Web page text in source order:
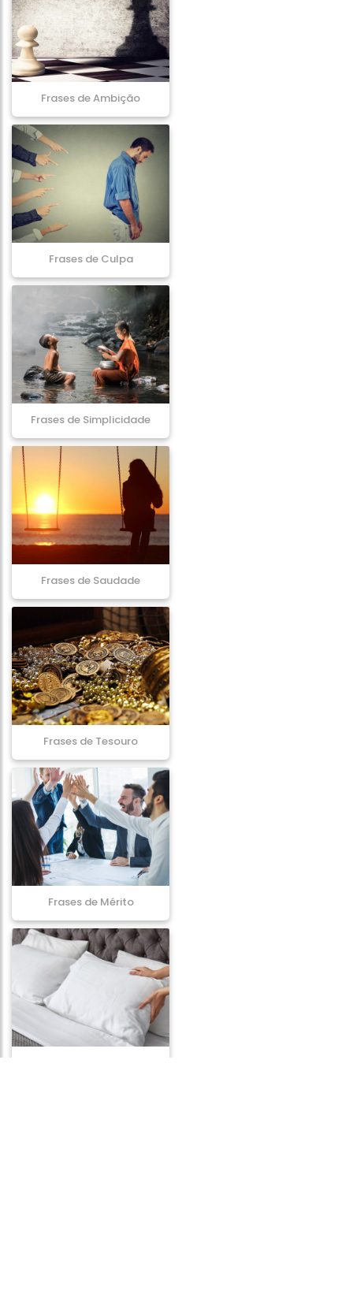
Frases de Ambição
Frases de Culpa
Frases de Simplicidade
Frases de Saudade
Frases de Tesouro
Frases de Mérito